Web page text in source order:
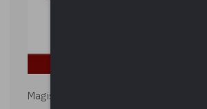
Magistratura e Costituzione. Le ragioni